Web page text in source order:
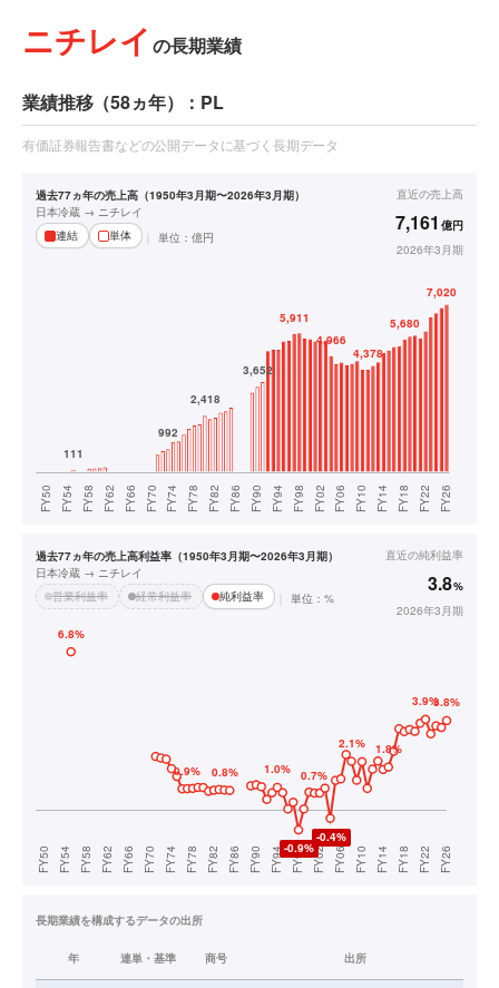
ニチレイ の長期業績
業績推移（58ヵ年）：PL
有価証券報告書などの公開データに基づく長期データ
過去77ヵ年の売上高（1950年3月期〜2026年3月期）
日本冷蔵 → ニチレイ
連結
単体 単位： 億円
直近の売上高
7,161 億円
2026年3月期
過去77ヵ年の売上高利益率（1950年3月期〜2026年3月期）
日本冷蔵 → ニチレイ
営業利益率
経常利益率 純利益率 単位：%
直近の純利益率
3.8%
2026年3月期
長期業績を構成するデータの出所
年 連単・基準 商号 出所